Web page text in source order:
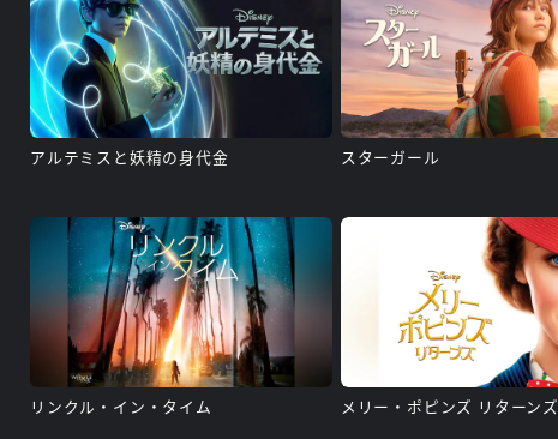
アルテミスと妖精の身代金 スターガール
リンクル・イン・タイム メリー・ポピンズ リターンズ